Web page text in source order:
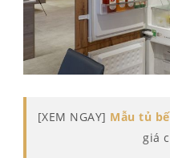
[XEM NGAY] Mẫu tủ
giá